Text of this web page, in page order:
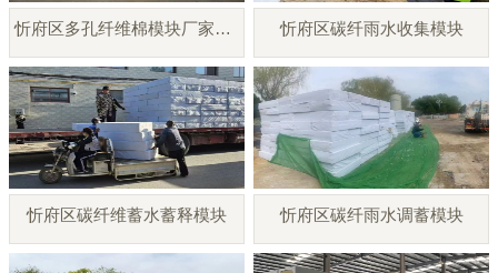
忻府区多孔纤维棉模块厂家直销 忻府区碳纤雨水收集模块
忻府区碳纤维蓄水蓄释模块 忻府区碳纤雨水调蓄模块